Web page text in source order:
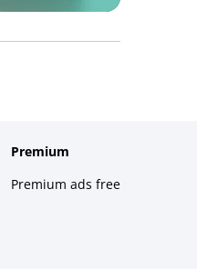
Premium
Premium ads free